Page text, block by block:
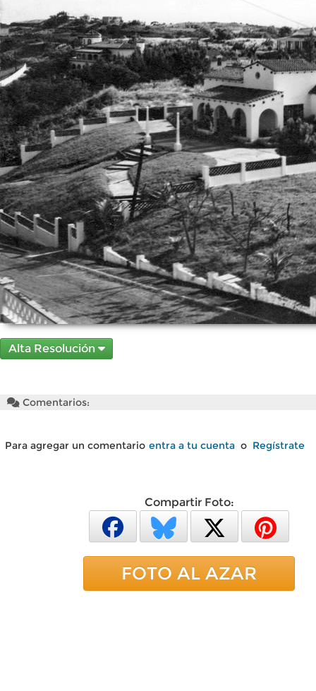
Alta Resolución
Comentarios:
Para agregar un comentario entra a tu cuenta o Regístrate
Compartir Foto:
FOTO AL AZAR